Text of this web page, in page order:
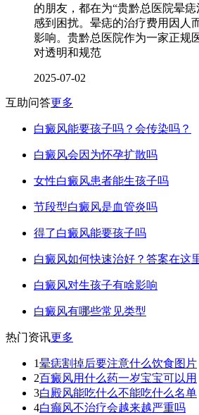
的朋友，都在为“贵黔总医院晕
感到困扰。晕痣的治疗费用因人
影响。贵黔总医院作为一家正规
对透明和规范
2025-07-02
互助问答更多
白癜风能要孩子吗？会传染吗？
白癜风会因为怀孕扩散吗
女性白癜风患者能生孩子吗
节段型白癜风是血管炎吗
得了白癜风能要孩子吗
白癜风如何快速治好？答案在这
白癜风对生孩子有啥影响
白癜风有哪些常见类型
热门资讯更多
1晕痣割掉后要注意什么饮食图片
2百癜风用什么药一岁宝宝可以用
3白殿风能吃什么不能吃什么名单
4白癫风不治疗会越来越严重吗